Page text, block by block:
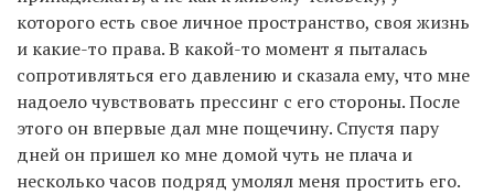
которого есть свое личное пространство, своя жизнь
и какие-то права. В какой-то момент я пыталась
сопротивляться его давлению и сказала ему, что мне
надоело чувствовать прессинг с его стороны. После
этого он впервые дал мне пощечину. Спустя пару
дней он пришел ко мне домой чуть не плача и
несколько часов подряд умолял меня простить его.